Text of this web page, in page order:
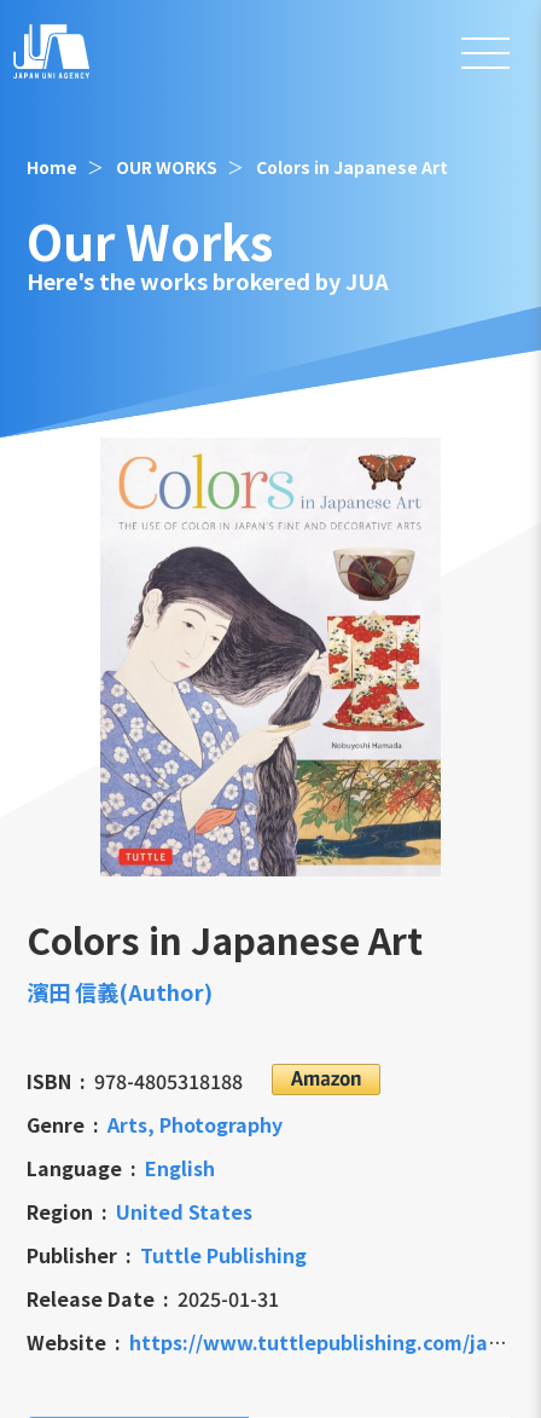
Home OUR WORKS Colors in Japanese Art
Our Works
Here's the works brokered by JUA
Colors in Japanese Art
濱田 信義(Author)
ISBN
978-4805318188
Genre
Arts, Photography
Language
English
Region
United States
Publisher
Tuttle Publishing
Release Date
2025-01-31
Website
https://www.tuttlepublishing.com/japan/colors-in-japanese-art-9784805318188